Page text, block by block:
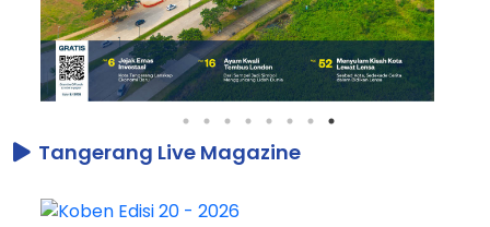
Tangerang Live Magazine